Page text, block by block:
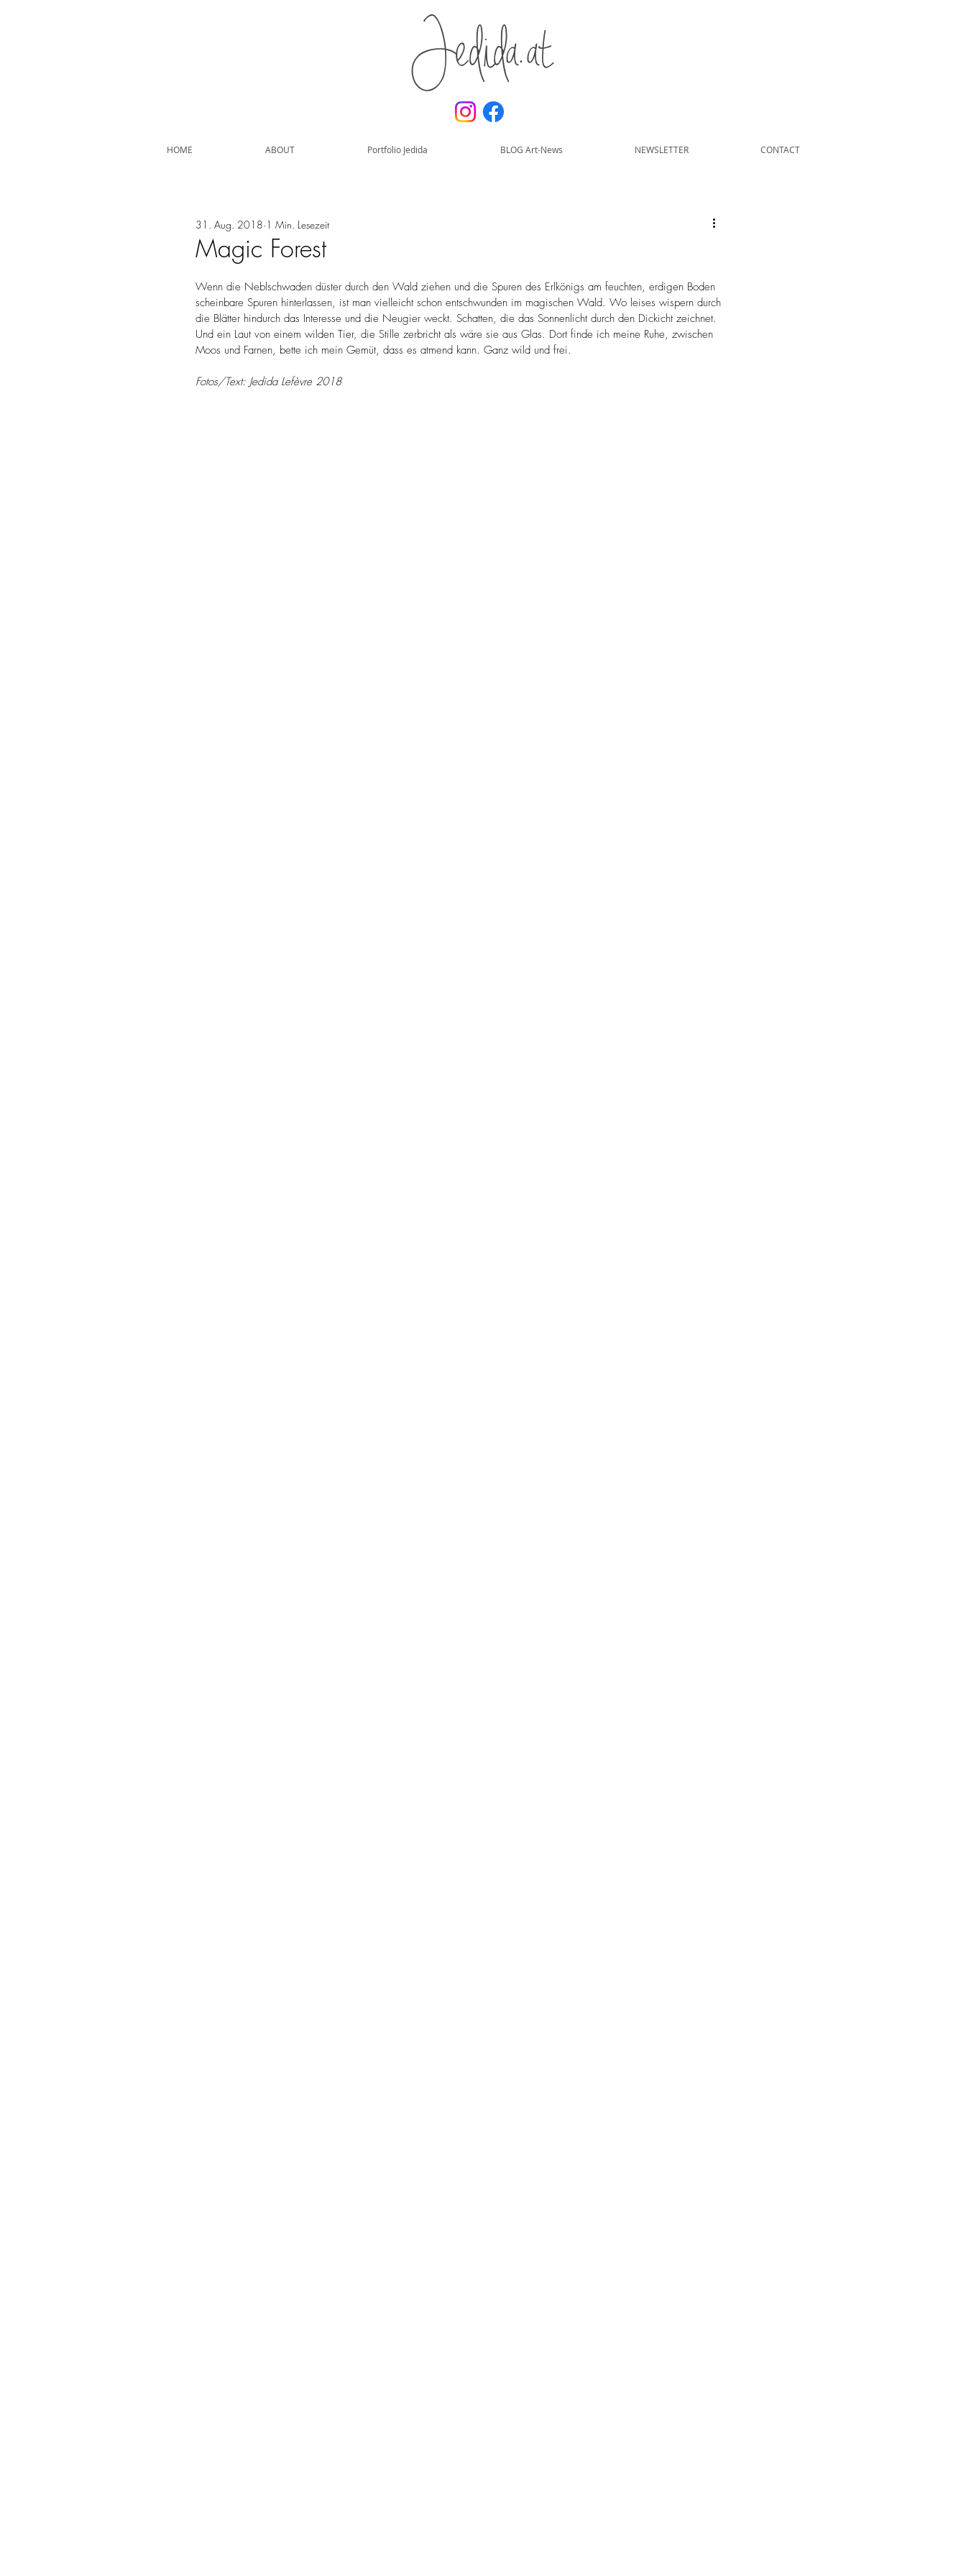
Jedida.at
HOME ABOUT Portfolio Jedida BLOG Art-News NEWSLETTER CONTACT
Magic Forest
31. Aug. 2018 1 Min. Lesezeit
Wenn die Neblschwaden düster durch den Wald ziehen und die Spuren des Erlkönigs am feuchten, erdigen Boden
scheinbare Spuren hinterlassen, ist man vielleicht schon entschwunden im magischen Wald. Wo leises wispern durch
die Blätter hindurch das Interesse und die Neugier weckt. Schatten, die das Sonnenlicht durch den Dickicht zeichnet.
Und ein Laut von einem wilden Tier, die Stille zerbricht als wäre sie aus Glas. Dort finde ich meine Ruhe, zwischen
Moos und Farnen, bette ich mein Gemüt, dass es atmend kann. Ganz wild und frei.
Fotos/Text: Jedida Lefèvre 2018